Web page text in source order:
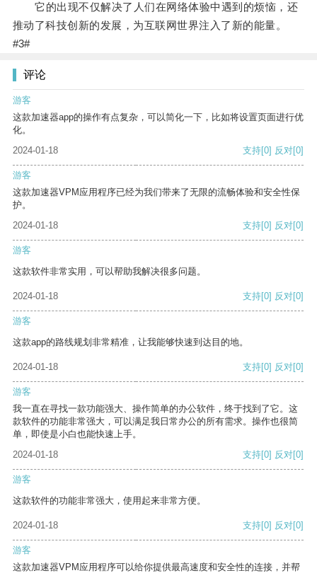
它的出现不仅解决了人们在网络体验中遇到的烦恼，还
推动了科技创新的发展，为互联网世界注入了新的能量。
#3#
评论
游客
这款加速器app的操作有点复杂，可以简化一下，比如将设置页面进行优
化。
2024-01-18
支持[0] 反对[0]
游客
这款加速器VPM应用程序已经为我们带来了无限的流畅体验和安全性保
护。
2024-01-18
支持[0] 反对[0]
游客
这款软件非常实用，可以帮助我解决很多问题。
2024-01-18 支持[0] 反对[0]
游客
这款app的路线规划非常精准，让我能够快速到达目的地。
2024-01-18 支持[0] 反对[0]
游客
我一直在寻找一款功能强大、操作简单的办公软件，终于找到了它。这
款软件的功能非常强大，可以满足我日常办公的所有需求。操作也很简
单，即使是小白也能快速上手。
2024-01-18
支持[0] 反对[0]
游客
这款软件的功能非常强大，使用起来非常方便。
2024-01-18 支持[0] 反对[0]
游客
这款加速器VPM应用程序可以给你提供最高速度和安全性的连接，并帮